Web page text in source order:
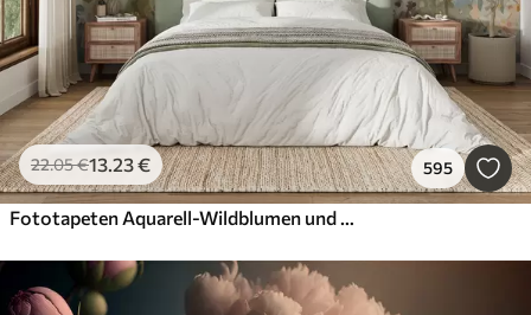
22.05€13.23€ 595
Fototapeten Aquarell-Wildblumen und Schmetterlinge